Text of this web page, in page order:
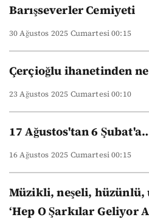
Barışseverler Cemiyeti
30 Ağustos 2025 Cumartesi 00:15
Çerçioğlu ihanetinden ne
23 Ağustos 2025 Cumartesi 00:10
17 Ağustos'tan 6
16 Ağustos 2025 Cumartesi 00:15
Müzikli, neşeli,
‘Hep O Şarkılar Geliyor